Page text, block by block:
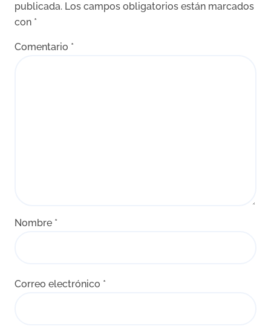
publicada. Los campos obligatorios están marcados
con *
Comentario *
Nombre *
Correo electrónico *